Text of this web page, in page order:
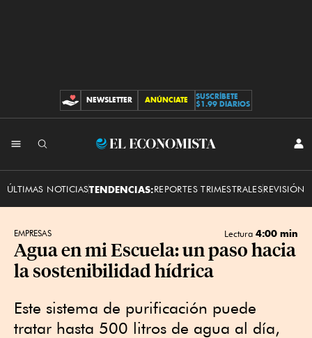
CONTRIBUCIONES
NEWSLETTER ANÚNCIATE
SUSCRÍBETE
$1.99 DIARIOS
El
ÚLTIMAS NOTICIASTENDENCIAS:REPORTES TRIMESTRALESREVISIÓN
EMPRESAS Lectura 4:00 min
Agua en mi Escuela: un paso hacia
la sostenibilidad hídrica
Este sistema de purificación puede
tratar hasta 500 litros de agua al día,